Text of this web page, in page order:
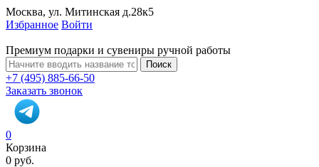
Москва, ул. Митинская д.28к5
Избранное Войти
Премиум подарки и сувениры ручной работы
Поиск
+7 (495) 885-66-50
Заказать звонок
0
Корзина
0 руб.